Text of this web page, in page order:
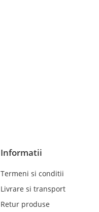
Informatii
Termeni si conditii
Livrare si transport
Retur produse